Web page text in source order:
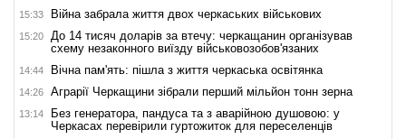
15:33 Війна забрала життя двох черкаських військових
15:20
До 14 тисяч доларів за втечу: черкащанин організував
схему незаконного виїзду військовозобов'язаних
14:44 Вічна пам'ять: пішла з життя черкаська освітянка
14:26 Аграрії Черкащини зібрали перший мільйон тонн зерна
13:14
Без генератора, пандуса та з аварійною душовою: у
Черкасах перевірили гуртожиток для переселенців